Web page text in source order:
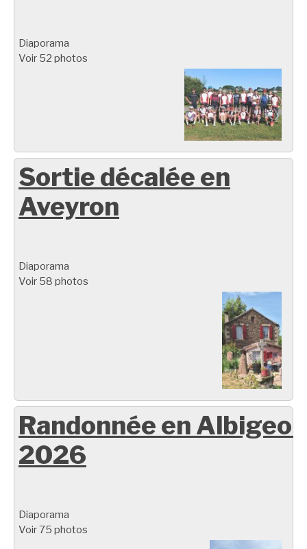
Diaporama
Voir 52 photos
Sortie décalée en
Aveyron
Diaporama
Voir 58 photos
Randonnée en
2026
Diaporama
Voir 75 photos